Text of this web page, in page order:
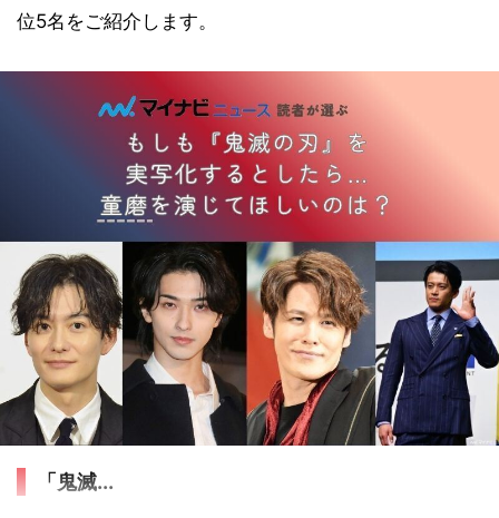
位5名をご紹介します。
「鬼滅...